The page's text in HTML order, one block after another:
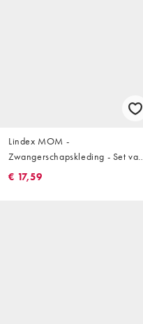
Lindex MOM -
Zwangerschapskleding - Set van
2 naadloze kanten bh's in roze
€ 17,59